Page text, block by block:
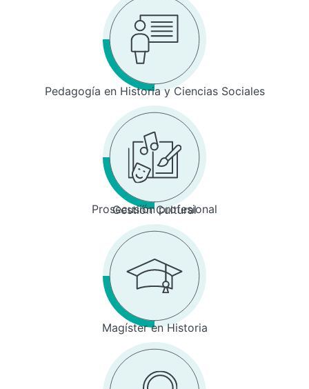
Pedagogía en Historia y Ciencias Sociales
Prosecusión profesional
Gestión Cultural
Magíster en Historia